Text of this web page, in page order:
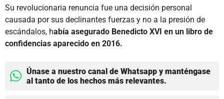
Su revolucionaria renuncia fue una decisión personal
causada por sus declinantes fuerzas y no a la presión de
escándalos, había asegurado Benedicto XVI en un libro de
confidencias aparecido en 2016.
Únase a nuestro canal de Whatsapp y manténgase
al tanto de los hechos más relevantes.